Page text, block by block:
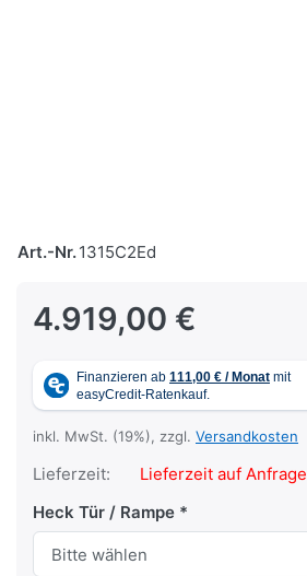
Art.-Nr.1315C2Ed
4.919,00 €
inkl. MwSt. (19%), zzgl. Versandkosten
Lieferzeit:
Lieferzeit auf Anfrage
Heck Tür / Rampe